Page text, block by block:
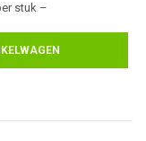
stuk –